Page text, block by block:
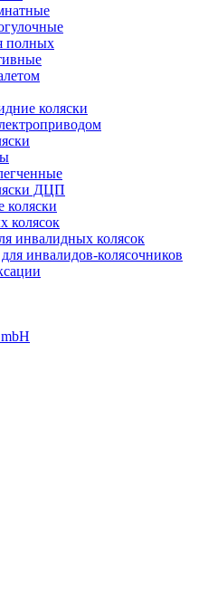
полных
коляски
ДЦП
коляски
колясок
инвалидных колясок
инвалидов-колясочников